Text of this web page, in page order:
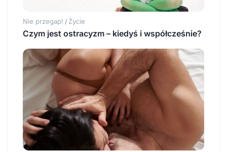
Nie przegap! / Życie
Czym jest ostracyzm – kiedyś i współcześnie?